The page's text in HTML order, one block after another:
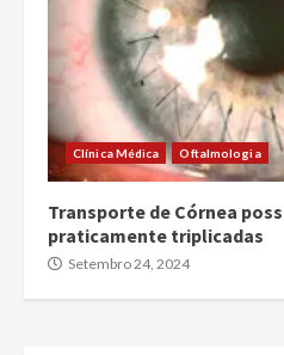
Clínica Médica Oftalmologia
Transporte de Córnea
praticamente triplicadas
Setembro 24, 2024